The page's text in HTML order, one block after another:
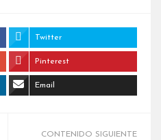
Twitter
Pinterest
Email
CONTENIDO SIGUIENTE